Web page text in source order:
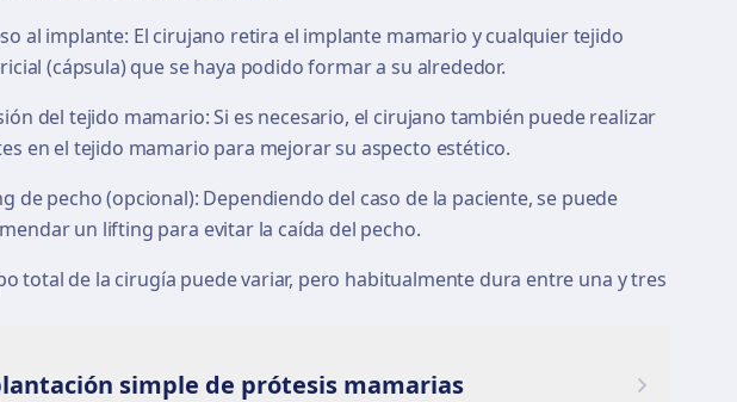
al implante: El cirujano retira el implante mamario y cualquier tejido
(cápsula) que se haya podido formar a su alrededor.
del tejido mamario: Si es necesario, el cirujano también puede realizar
en el tejido mamario para mejorar su aspecto estético.
de pecho (opcional): Dependiendo del caso de la paciente, se puede
un lifting para evitar la caída del pecho.
total de la cirugía puede variar, pero habitualmente dura entre una y tres
simple de prótesis mamarias